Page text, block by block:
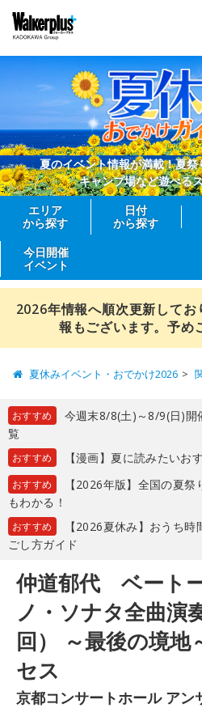
夏のイベント情報が満載！夏
キャンプ場など遊べる
エリア
から探す
日付
から探す
今日開催
イベント
2026年情報へ順次更新して
報もございます。予め
夏休みイベント・おでかけ2026
おすすめ
今週末8/8(土)～8/9(日)開
覧
おすすめ 【漫画】夏に読みたいお
おすすめ
【2026年版】全国の夏
もわかる！
おすすめ
【2026夏休み】おうち
ごし方ガイド
仲道郁代 ベート
ノ・ソナタ全曲演
回） ～最後の境地
セス
京都コンサートホール アン